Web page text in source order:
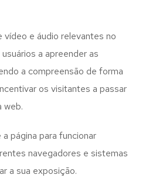
vídeo e áudio relevantes no
a apreender as
a compreensão de forma
os visitantes a passar
web.
página para funcionar
navegadores e sistemas
a sua exposição.